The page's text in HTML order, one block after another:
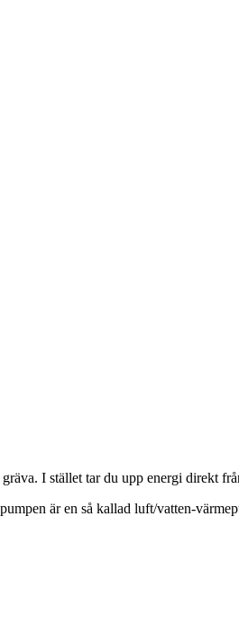
I stället tar du upp energi direkt
är en så kallad luft/vatten-